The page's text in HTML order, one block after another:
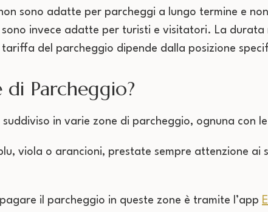
sono adatte per parcheggi a lungo termine e
invece adatte per turisti e visitatori. La durata
del parcheggio dipende dalla posizione
di Parcheggio?
suddiviso in varie zone di parcheggio, ognuna con
viola o arancioni, prestate sempre attenzione ai
il parcheggio in queste zone è tramite l’app